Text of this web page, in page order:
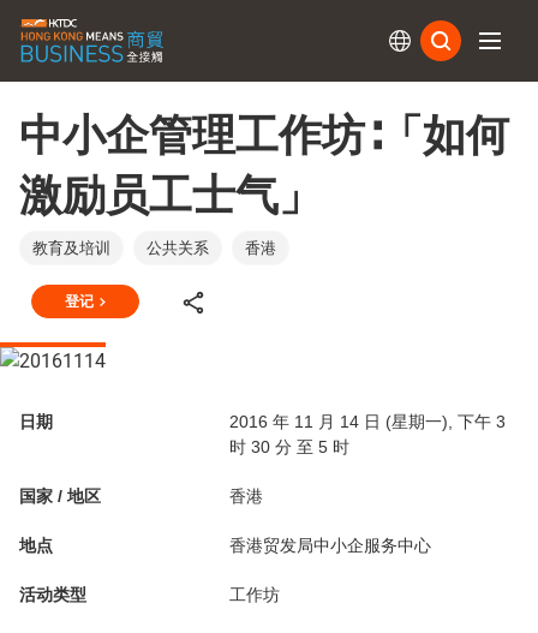
中小企管理工作坊∶「如何
激励员工士气」
教育及培训 公共关系 香港
登记
日期
2016 年 11 月 14 日 (星期一), 下午 3
时 30 分 至 5 时
国家 / 地区 香港
地点 香港贸发局中小企服务中心
活动类型 工作坊